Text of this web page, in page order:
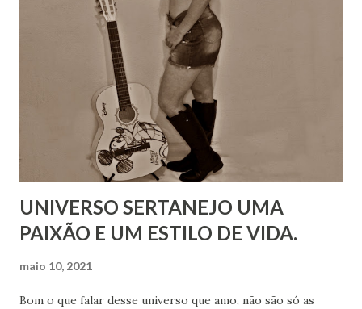
UNIVERSO SERTANEJO UMA
PAIXÃO E UM ESTILO DE VIDA.
maio 10, 2021
Bom o que falar desse universo que amo, não são só as